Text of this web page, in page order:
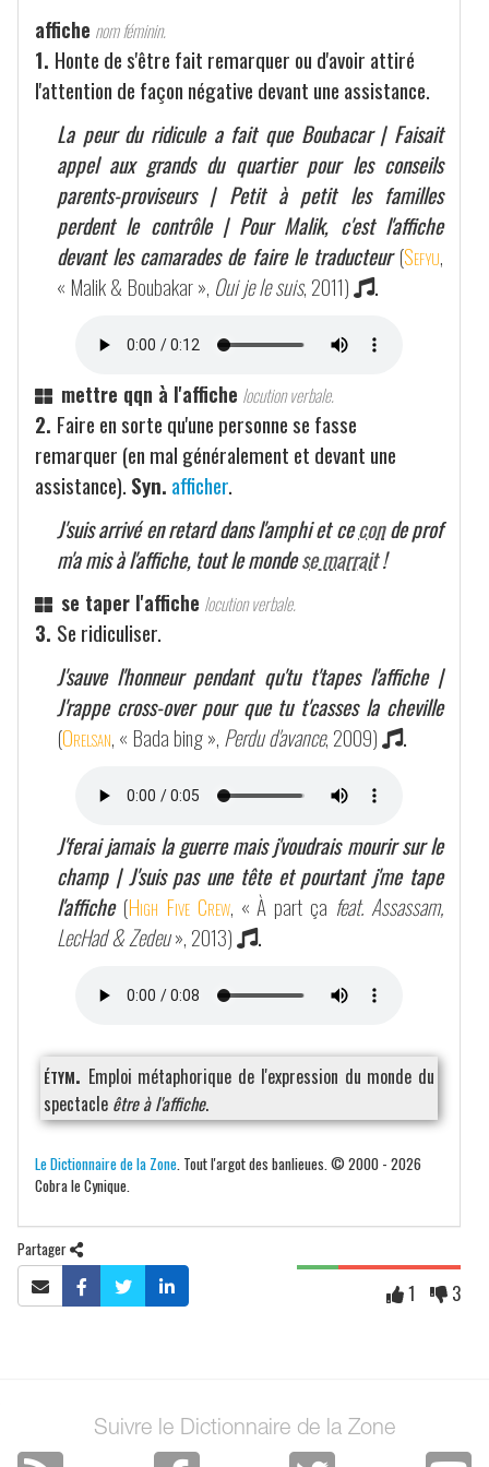
affiche nom féminin.
1. Honte de s'être fait remarquer ou d'avoir attiré
l'attention de façon négative devant une assistance.
La peur du ridicule a fait que Boubacar | Faisait
appel aux grands du quartier pour les conseils
parents-proviseurs | Petit à petit les familles
perdent le contrôle | Pour Malik, c'est l'affiche
devant les camarades de faire le traducteur (Sefyu,
« Malik & Boubakar », Oui je le suis, 2011) .
mettre qqn à l'affiche locution verbale.
2. Faire en sorte qu'une personne se fasse
remarquer (en mal généralement et devant une
assistance). Syn. afficher.
J'suis arrivé en retard dans l'amphi et ceconde prof
m'a mis à l'affiche, tout le mondese marrait!
se taper l'affiche locution verbale.
3. Se ridiculiser.
J'sauve l'honneur pendant qu'tu t'tapes l'affiche |
J'rappe cross-over pour que tu t'casses la cheville
(Orelsan, « Bada bing », Perdu d'avance, 2009) .
J'ferai jamais la guerre mais j'voudrais mourir sur le
champ | J'suis pas une tête et pourtant j'me tape
l'affiche (High Five Crew, « À part ça feat. Assassam,
LecHad & Zedeu», 2013) .
étym. Emploi métaphorique de l'expression du monde du
spectacle être à l'affiche.
Le Dictionnaire de la Zone . Tout l'argot des banlieues. © 2000 - 2026
Cobra le Cynique.
Partager
1 3
Suivre le Dictionnaire de la Zone